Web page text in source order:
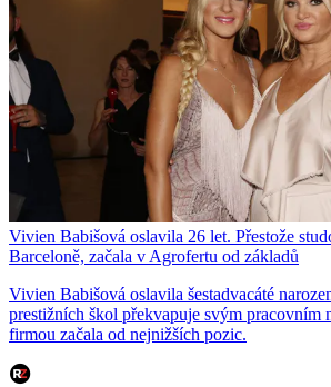
Vivien Babišová oslavila 26 let. Přestože
Barceloně, začala v Agrofertu od základů
Vivien Babišová oslavila šestadvacáté
prestižních škol překvapuje svým pracovním
firmou začala od nejnižších pozic.